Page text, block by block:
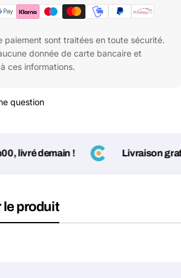
paiement sont traitées en toute sécurité.
donnée de carte bancaire et
ces informations.
question
livré demain ! Livraison
le produit